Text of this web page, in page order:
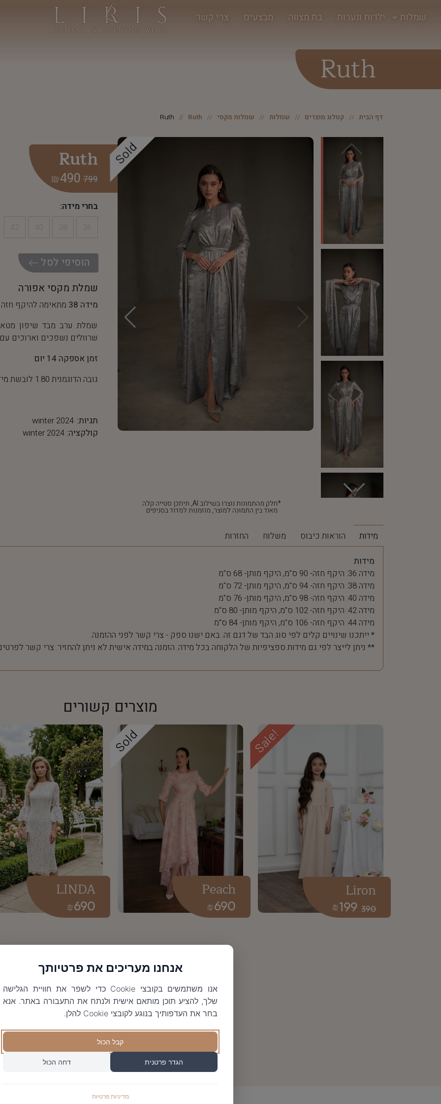
שמלות ילדות ונערות בת מצווה מבצעים צרי קשר
Ruth
דף הבית קטלוג מוצרים שמלות שמלות מקסי Ruth
Ruth
Sold
*חלק מהתמונות נוצרו בשילוב AI, תיתכן סטייה קלה
מאוד בין התמונה למוצר, מוזמנות למדוד בסניפים
Ruth
799
490
₪
בחרי מידה:
הוסיפי לסל
שמלת מקסי אפורה
מידה 38
מתאימה להיקף חזה של 94 ס"מ והיקף מותן
שמלת ערב מבד שיפון
שרוולים נשפכים וארוכים
זמן אספקה 14 יום
גובה הדוגמנית 1.80 לובשת מידה 36
תגיות: winter 2024
קולקציה:winter 2024
מידות הוראות כיבוס משלוח החזרות
מידות
מידה 36: היקף חזה- 90 ס"מ, היקף מותן- 68 ס"מ
מידה 38: היקף חזה- 94 ס"מ, היקף מותן- 72 ס"מ
מידה 40: היקף חזה- 98 ס"מ, היקף מותן- 76 ס"מ
מידה 42: היקף חזה- 102 ס"מ, היקף מותן- 80 ס"מ
מידה 44: היקף חזה- 106 ס"מ, היקף מותן- 84 ס"מ
* ייתכנו שינויים קלים לפי סוג הבד של דגם זה. באם ישנו ספק - צרי קשר לפני ההזמנה.
** ניתן לייצר לפי גם מידות ספציפיות של הלקוחה בכל מידה. הזמנה במידה אישית לא ניתן להחזיר. צרי קשר
מוצרים קשורים
Sale!
390
199
₪
Liron
Sold
690
₪
Peach
690
₪
LINDA
אנחנו מעריכים את פרטיותך
אנו משתמשים בקובצי Cookie כדי לשפר את חוויית הגלישה
שלך, להציע תוכן מותאם אישית ולנתח את התעבורה באתר. אנא
בחר את העדפותיך בנוגע לקובצי Cookie להלן.
קבל הכול
הגדר פרטנית דחה הכול
מדיניות פרטיות